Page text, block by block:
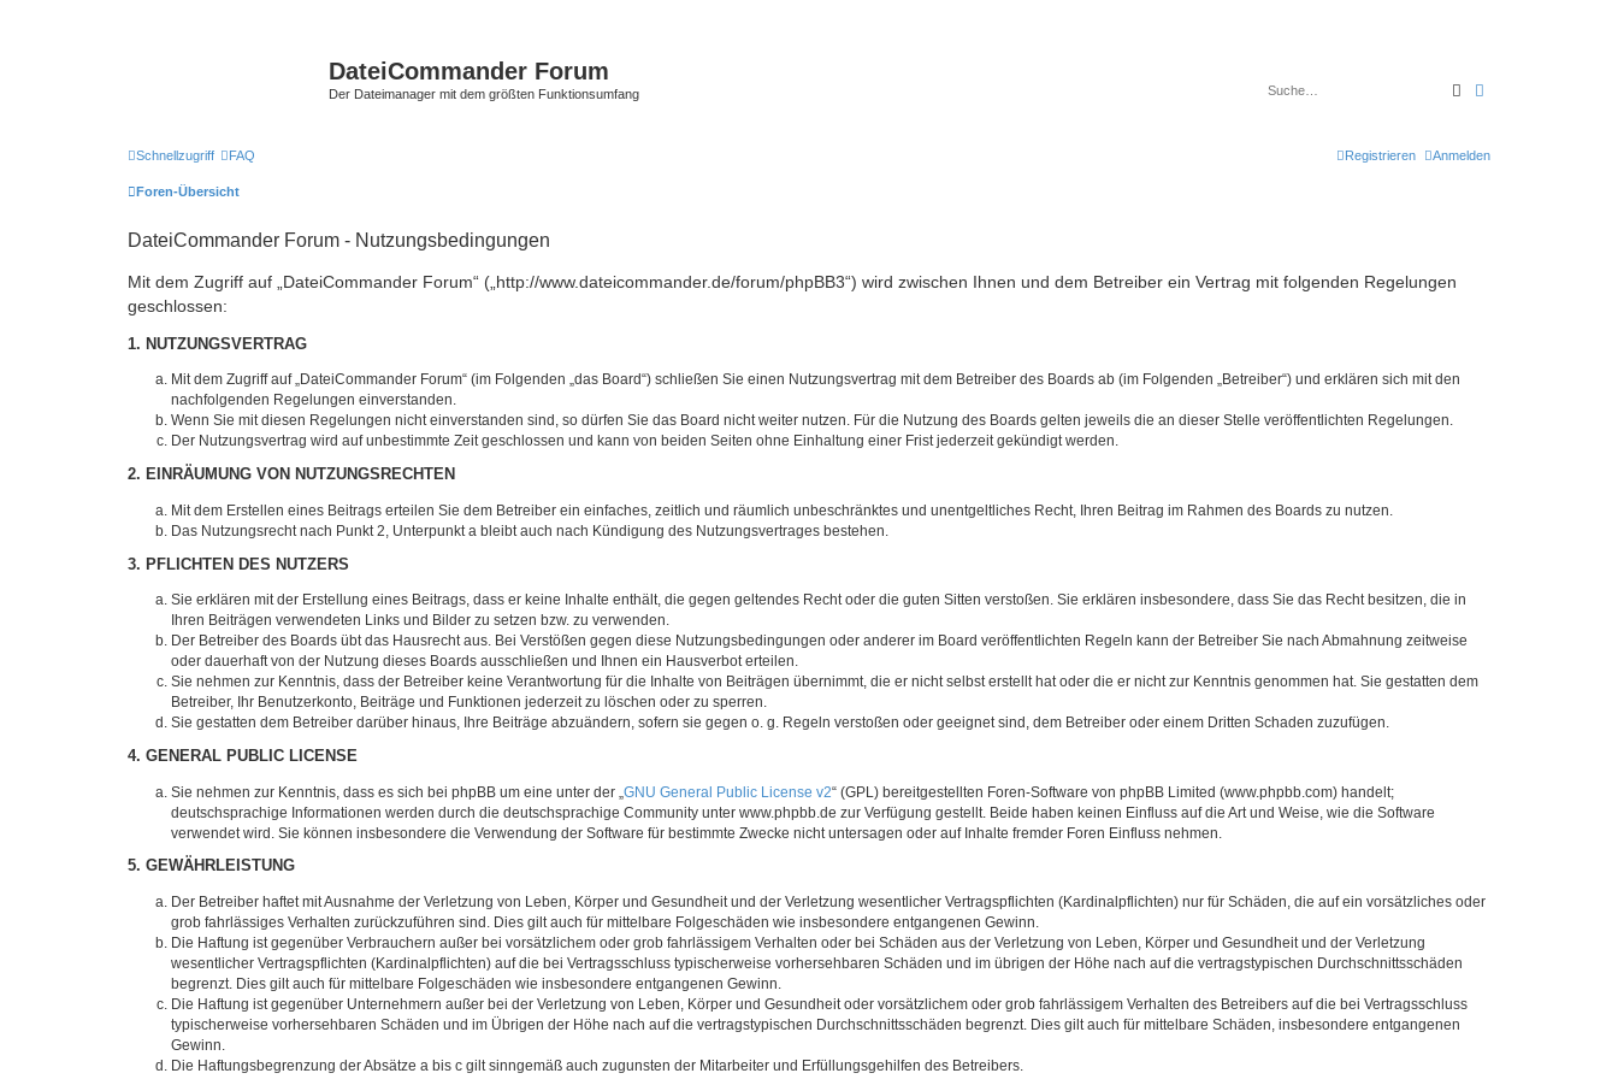
DateiCommander Forum
Der Dateimanager mit dem größten Funktionsumfang Suche
Schnellzugriff FAQ Anmelden
Registrieren
Foren-Übersicht
DateiCommander Forum - Nutzungsbedingungen
Mit dem Zugriff auf „DateiCommander Forum“ („http://www.dateicommander.de/forum/phpBB3“) wird zwischen Ihnen und dem Betreiber ein Vertrag mit folgenden Regelungen
geschlossen:
1. NUTZUNGSVERTRAG
Mit dem Zugriff auf „DateiCommander Forum“ (im Folgenden „das Board“) schließen Sie einen Nutzungsvertrag mit dem Betreiber des Boards ab (im Folgenden „Betreiber“) und erklären sich mit den
nachfolgenden Regelungen einverstanden.
Wenn Sie mit diesen Regelungen nicht einverstanden sind, so dürfen Sie das Board nicht weiter nutzen. Für die Nutzung des Boards gelten jeweils die an dieser Stelle veröffentlichten Regelungen.
Der Nutzungsvertrag wird auf unbestimmte Zeit geschlossen und kann von beiden Seiten ohne Einhaltung einer Frist jederzeit gekündigt werden.
2. EINRÄUMUNG VON NUTZUNGSRECHTEN
Mit dem Erstellen eines Beitrags erteilen Sie dem Betreiber ein einfaches, zeitlich und räumlich unbeschränktes und unentgeltliches Recht, Ihren Beitrag im Rahmen des Boards zu nutzen.
Das Nutzungsrecht nach Punkt 2, Unterpunkt a bleibt auch nach Kündigung des Nutzungsvertrages bestehen.
3. PFLICHTEN DES NUTZERS
Sie erklären mit der Erstellung eines Beitrags, dass er keine Inhalte enthält, die gegen geltendes Recht oder die guten Sitten verstoßen. Sie erklären insbesondere, dass Sie das Recht besitzen, die in
Ihren Beiträgen verwendeten Links und Bilder zu setzen bzw. zu verwenden.
Der Betreiber des Boards übt das Hausrecht aus. Bei Verstößen gegen diese Nutzungsbedingungen oder anderer im Board veröffentlichten Regeln kann der Betreiber Sie nach Abmahnung zeitweise
oder dauerhaft von der Nutzung dieses Boards ausschließen und Ihnen ein Hausverbot erteilen.
Sie nehmen zur Kenntnis, dass der Betreiber keine Verantwortung für die Inhalte von Beiträgen übernimmt, die er nicht selbst erstellt hat oder die er nicht zur Kenntnis genommen hat. Sie gestatten dem
Betreiber, Ihr Benutzerkonto, Beiträge und Funktionen jederzeit zu löschen oder zu sperren.
Sie gestatten dem Betreiber darüber hinaus, Ihre Beiträge abzuändern, sofern sie gegen o. g. Regeln verstoßen oder geeignet sind, dem Betreiber oder einem Dritten Schaden zuzufügen.
4. GENERAL PUBLIC LICENSE
Sie nehmen zur Kenntnis, dass es sich bei phpBB um eine unter der „ GNU General Public License v2“ (GPL) bereitgestellten Foren-Software von phpBB Limited (www.phpbb.com) handelt;
deutschsprachige Informationen werden durch die deutschsprachige Community unter www.phpbb.de zur Verfügung gestellt. Beide haben keinen Einfluss auf die Art und Weise, wie die Software
verwendet wird. Sie können insbesondere die Verwendung der Software für bestimmte Zwecke nicht untersagen oder auf Inhalte fremder Foren Einfluss nehmen.
5. GEWÄHRLEISTUNG
Der Betreiber haftet mit Ausnahme der Verletzung von Leben, Körper und Gesundheit und der Verletzung wesentlicher Vertragspflichten (Kardinalpflichten) nur für Schäden, die auf ein vorsätzliches oder
grob fahrlässiges Verhalten zurückzuführen sind. Dies gilt auch für mittelbare Folgeschäden wie insbesondere entgangenen Gewinn.
Die Haftung ist gegenüber Verbrauchern außer bei vorsätzlichem oder grob fahrlässigem Verhalten oder bei Schäden aus der Verletzung von Leben, Körper und Gesundheit und der Verletzung
wesentlicher Vertragspflichten (Kardinalpflichten) auf die bei Vertragsschluss typischerweise vorhersehbaren Schäden und im übrigen der Höhe nach auf die vertragstypischen Durchschnittsschäden
begrenzt. Dies gilt auch für mittelbare Folgeschäden wie insbesondere entgangenen Gewinn.
Die Haftung ist gegenüber Unternehmern außer bei der Verletzung von Leben, Körper und Gesundheit oder vorsätzlichem oder grob fahrlässigem Verhalten des Betreibers auf die bei Vertragsschluss
typischerweise vorhersehbaren Schäden und im Übrigen der Höhe nach auf die vertragstypischen Durchschnittsschäden begrenzt. Dies gilt auch für mittelbare Schäden, insbesondere entgangenen
Gewinn.
Die Haftungsbegrenzung der Absätze a bis c gilt sinngemäß auch zugunsten der Mitarbeiter und Erfüllungsgehilfen des Betreibers.